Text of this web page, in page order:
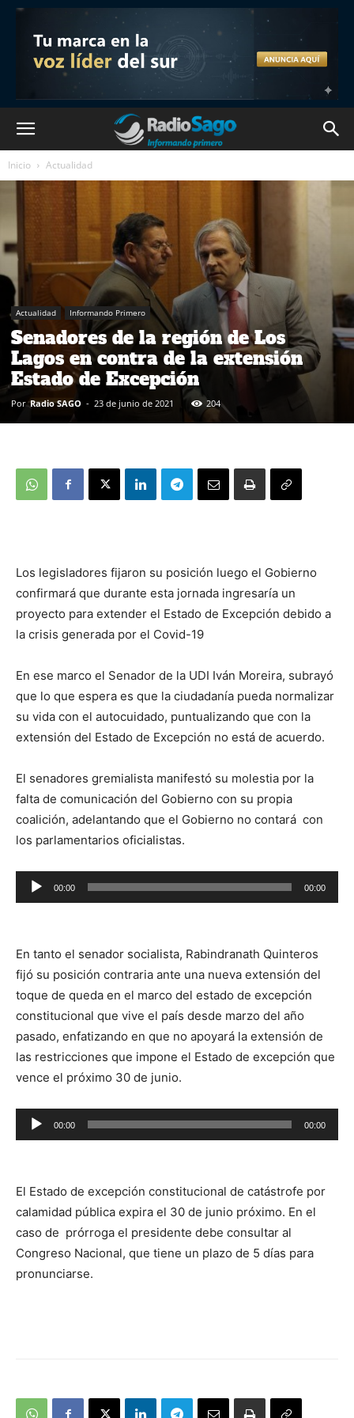
Inicio Actualidad
Actualidad Informando Primero
Senadores de la región de Los
Lagos en contra de la extensión
Estado de Excepción
Por Radio SAGO - 23 de junio de 2021 204
Los legisladores fijaron su posición luego el Gobierno
confirmará que durante esta jornada ingresaría un
proyecto para extender el Estado de Excepción debido a
la crisis generada por el Covid-19
En ese marco el Senador de la UDI Iván Moreira, subrayó
que lo que espera es que la ciudadanía pueda normalizar
su vida con el autocuidado, puntualizando que con la
extensión del Estado de Excepción no está de acuerdo.
El senadores gremialista manifestó su molestia por la
falta de comunicación del Gobierno con su propia
coalición, adelantando que el Gobierno no contará con
los parlamentarios oficialistas.
Reproductor
de
00:00 00:00
En tanto el senador socialista, Rabindranath Quinteros
fijó su posición contraria ante una nueva extensión del
toque de queda en el marco del estado de excepción
constitucional que vive el país desde marzo del año
pasado, enfatizando en que no apoyará la extensión de
las restricciones que impone el Estado de excepción que
vence el próximo 30 de junio.
Reproductor
de
00:00 00:00
El Estado de excepción constitucional de catástrofe por
calamidad pública expira el 30 de junio próximo. En el
caso de prórroga el presidente debe consultar al
Congreso Nacional, que tiene un plazo de 5 días para
pronunciarse.